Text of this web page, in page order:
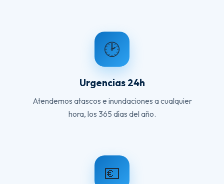
🕑
Urgencias 24h
Atendemos atascos e inundaciones a cualquier
hora, los 365 días del año.
💶